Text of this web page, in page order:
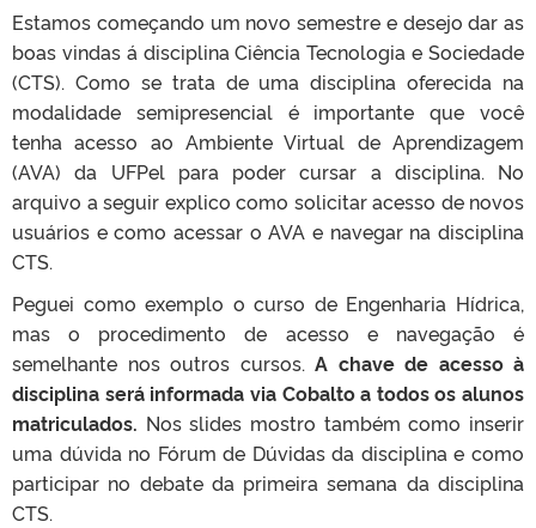
Estamos começando um novo semestre e desejo dar as
boas vindas á disciplina Ciência Tecnologia e Sociedade
(CTS). Como se trata de uma disciplina oferecida na
modalidade semipresencial é importante que você
tenha acesso ao Ambiente Virtual de Aprendizagem
(AVA) da UFPel para poder cursar a disciplina. No
arquivo a seguir explico como solicitar acesso de novos
usuários e como acessar o AVA e navegar na disciplina
CTS.
Peguei como exemplo o curso de Engenharia Hídrica,
mas o procedimento de acesso e navegação é
semelhante nos outros cursos. A chave de acesso à
disciplina será informada via Cobalto a todos os alunos
matriculados. Nos slides mostro também como inserir
uma dúvida no Fórum de Dúvidas da disciplina e como
participar no debate da primeira semana da disciplina
CTS.